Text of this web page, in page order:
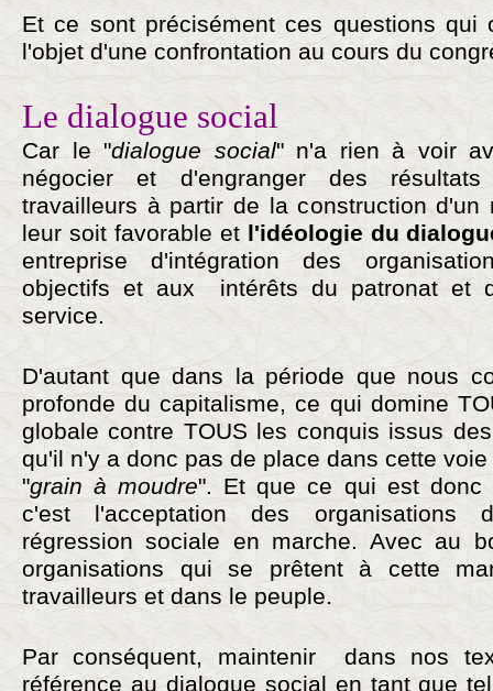
Et ce sont précisément ces questions qui
l'objet d'une confrontation au cours du
Le dialogue social
Car le "dialogue social" n'a rien à voir
négocier et d'engranger des
travailleurs à partir de la construction d'un
leur soit favorable etl'idéologie du
entreprise d'intégration des
objectifs et aux intérêts du patronat et
service.
D'autant que dans la période que nous
profonde du capitalisme, ce qui domine
globale contre TOUS les conquis issus
qu'il n'y a donc pas de place dans cette
"grain à moudre". Et que ce qui est donc
c'est l'acceptation des organisations
régression sociale en marche. Avec au
organisations qui se prêtent à cette
travailleurs et dans le peuple.
Par conséquent, maintenir dans nos
référence au dialogue social en tant que